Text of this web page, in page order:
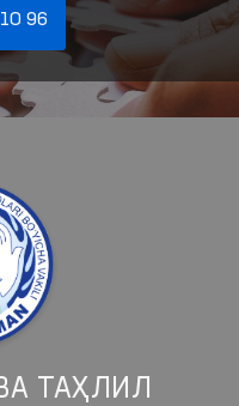
96
ТАҲЛИЛ